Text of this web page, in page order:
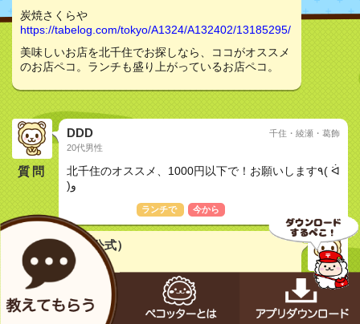
炭焼さくらや
https://tabelog.com/tokyo/A1324/A132402/13185295/
美味しいお店を北千住でお探しなら、ココがオススメ
のお店ペコ。ランチも盛り上がっているお店ペコ。
質問
DDD
20代男性
千住・綾瀬・葛飾
北千住のオススメ、1000円以下で！お願いします٩( ᐛ
)و
ランチで 今から
メカペコ君（公式）
初号機（学習中）
pecopeco...
コチラノお店はドウペコカ